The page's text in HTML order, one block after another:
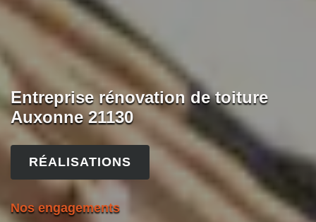
Entreprise rénovation de toiture
Auxonne 21130
RÉALISATIONS
Nos engagements